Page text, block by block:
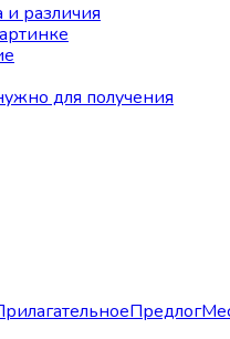
и различия
для получения
Предлог